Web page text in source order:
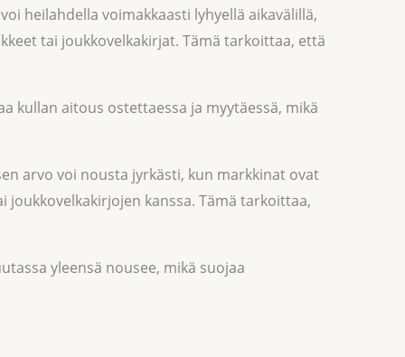
heilahdella voimakkaasti lyhyellä aikavälillä,
tai joukkovelkakirjat. Tämä tarkoittaa, että
kullan aitous ostettaessa ja myytäessä, mikä
arvo voi nousta jyrkästi, kun markkinat ovat
kanssa. Tämä tarkoittaa,
yleensä nousee, mikä suojaa